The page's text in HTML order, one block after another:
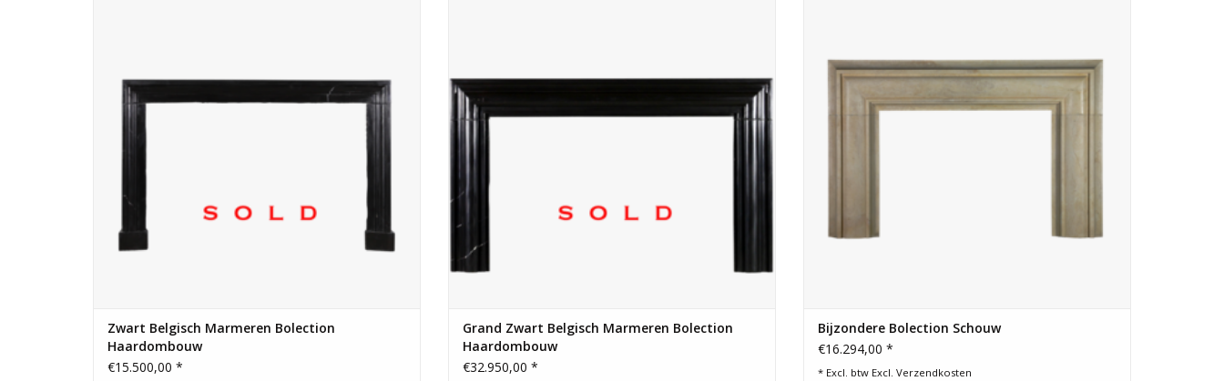
Zwart Belgisch Marmeren Bolection
Haardombouw
€15.500,00 *
Grand Zwart Belgisch Marmeren Bolection
Haardombouw
€32.950,00 *
Bijzondere Bolection Schouw
€16.294,00 *
* Excl. btw Excl. Verzendkosten